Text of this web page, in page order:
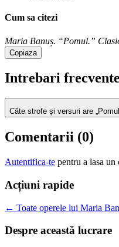
Cum sa citezi
Maria Banuș. “Pomul.”
Copiaza
Intrebari frecvente
Câte strofe și versuri are
Comentarii (0)
Autentifica-te pentru a lasa un
Acțiuni rapide
← Toate operele lui Maria
Despre această lucrare